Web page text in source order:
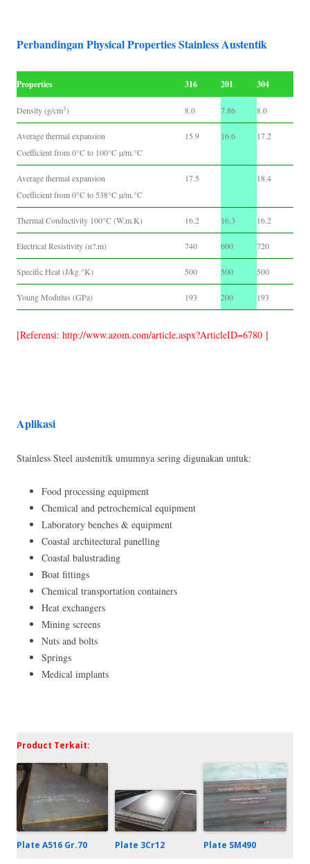
Perbandingan Physical Properties Stainless Austentik
Properties 316 201 304
Density (g/cm3) 8.0 7.86 8.0
Average thermal expansion
Coefficient from 0°C to 100°C µ/m.°C
15.9 16.6 17.2
Average thermal expansion
Coefficient from 0°C to 538°C µ/m.°C
17.5 18.4
Thermal Conductivity 100°C (W.m.K) 16.2 16.3 16.2
Electrical Resistivity (n?.m) 740 600 720
Specific Heat (J/kg.°K) 500 500 500
Young Modulus (GPa) 193 200 193
[Referensi: http://www.azom.com/article.aspx?ArticleID=6780 ]
Aplikasi
Stainless Steel austenitik umumnya sering digunakan untuk:
Food processing equipment
Chemical and petrochemical equipment
Laboratory benches & equipment
Coastal architectural panelling
Coastal balustrading
Boat fittings
Chemical transportation containers
Heat exchangers
Mining screens
Nuts and bolts
Springs
Medical implants
Product Terkait:
Plate A516 Gr.70 Plate 3Cr12 Plate SM490